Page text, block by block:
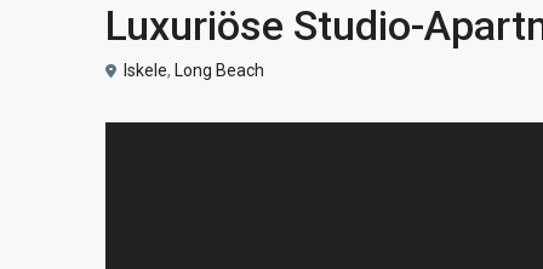
Luxuriöse Studio-
Iskele, Long Beach